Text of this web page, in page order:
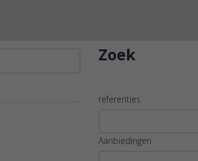
Zoek
referenties
Aanbiedingen